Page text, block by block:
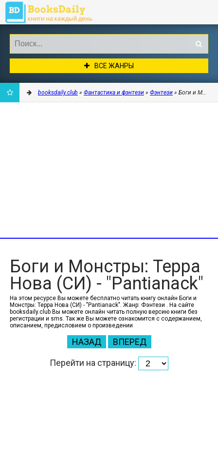
ВСЕ ЖАНРЫ
booksdaily.club » Фантастика и фэнтези » Фэнтези » Боги и
Боги и Монстры: Терра
Нова (СИ) - "Pantianack"
На этом ресурсе Вы можете бесплатно читать книгу онлайн Боги и
Монстры: Терра Нова (СИ) - "Pantianack". Жанр: Фэнтези . На сайте
booksdaily.club Вы можете онлайн читать полную версию книги без
регистрации и sms. Так же Вы можете ознакомится с содержанием,
описанием, предисловием о произведении
НАЗАД ВПЕРЕД
Перейти на страницу: